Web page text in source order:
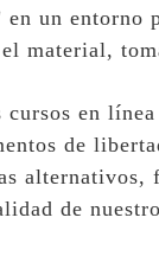
en un
material,
cursos en
de
alternativos,
de